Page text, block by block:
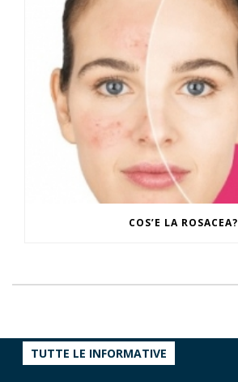
COS’E LA ROSACEA?
TUTTE LE INFORMATIVE